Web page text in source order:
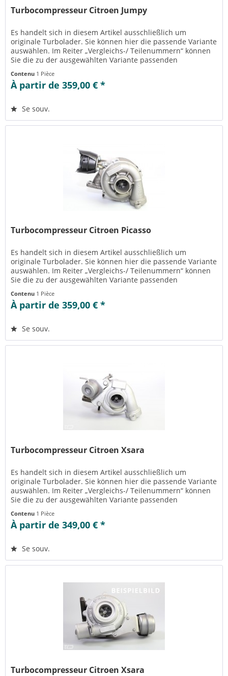
Turbocompresseur Citroen Jumpy
Es handelt sich in diesem Artikel ausschließlich um
originale Turbolader. Sie können hier die passende Variante
auswählen. Im Reiter „Vergleichs-/ Teilenummern“ können
Sie die zu der ausgewählten Variante passenden
Teilenummern einsehen....
Contenu 1 Pièce
À partir de 359,00 € *
Se souv.
Turbocompresseur Citroen Picasso
Es handelt sich in diesem Artikel ausschließlich um
originale Turbolader. Sie können hier die passende Variante
auswählen. Im Reiter „Vergleichs-/ Teilenummern“ können
Sie die zu der ausgewählten Variante passenden
Teilenummern einsehen....
Contenu 1 Pièce
À partir de 359,00 € *
Se souv.
Turbocompresseur Citroen Xsara
Es handelt sich in diesem Artikel ausschließlich um
originale Turbolader. Sie können hier die passende Variante
auswählen. Im Reiter „Vergleichs-/ Teilenummern“ können
Sie die zu der ausgewählten Variante passenden
Contenu 1 Pièce
À partir de 349,00 € *
Se souv.
Turbocompresseur Citroen Xsara